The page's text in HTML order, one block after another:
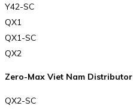
Y42-SC
QX1
QX1-SC
QX2
Zero-Max Viet Nam Distributor
QX2-SC